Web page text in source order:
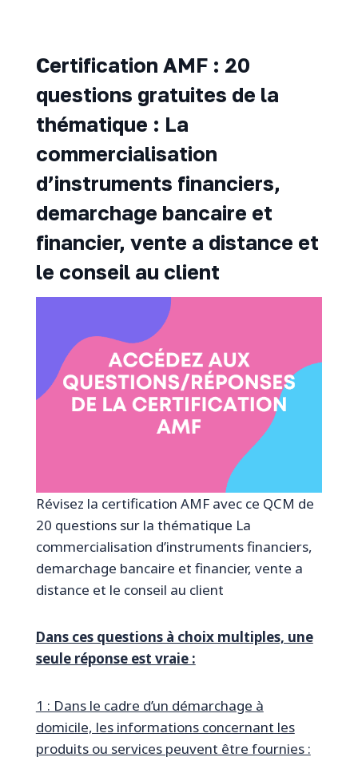
Certification AMF : 20
questions gratuites de la
thématique : La
commercialisation
d’instruments financiers,
demarchage bancaire et
financier, vente a distance et
le conseil au client
Révisez la certification AMF avec ce QCM de
20 questions sur la thématique La
commercialisation d’instruments financiers,
demarchage bancaire et financier, vente a
distance et le conseil au client
Dans ces questions à choix multiples, une
seule réponse est vraie :
1 : Dans le cadre d’un démarchage à
domicile, les informations concernant les
produits ou services peuvent être fournies :